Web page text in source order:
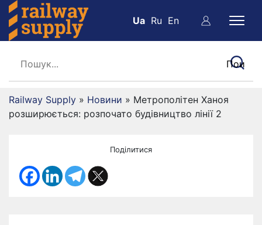
Ua Ru En
Railway Supply » Новини » Метрополітен Ханоя
розширюється: розпочато будівництво лінії 2
Поділитися